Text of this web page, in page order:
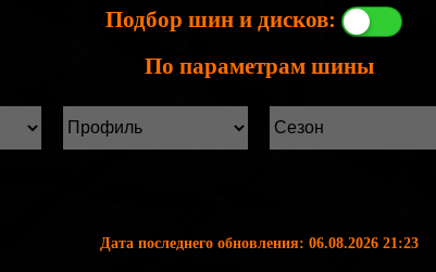
Статьи Лист1
Статьи Лист2
Подбор шин и дисков:
По параметрам шины
Дата последнего обновления: 06.08.2026 21:23